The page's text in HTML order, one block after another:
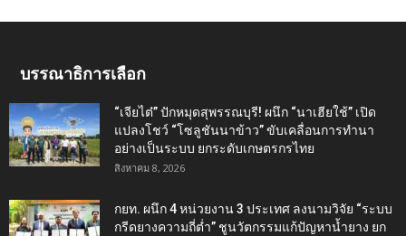
บรรณาธิการเลือก
“เจียไต๋” ปักหมุดสุพรรณบุรี! ผนึก “นาเฮียใช้” เปิด
แปลงโชว์ “โซลูชันนาข้าว” ขับเคลื่อนการทำนา
อย่างเป็นระบบ ยกระดับเกษตรกรไทย
สิงหาคม 8, 2026
กยท. ผนึก 4 หน่วยงาน 3 ประเทศ ลงนามวิจัย “ระบบ
กรีดยางความถี่ต่ำ” ชูนวัตกรรมแก้ปัญหาน้ำยาง ยก